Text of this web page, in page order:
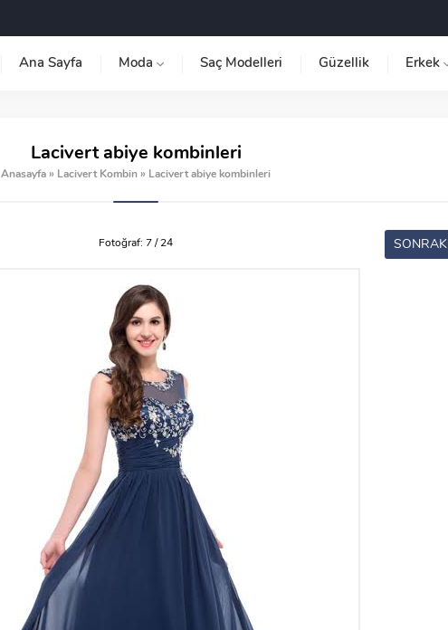
Ana Sayfa Moda Saç Modelleri Güzellik Erkek
Lacivert abiye kombinleri
Anasayfa » Lacivert Kombin » Lacivert abiye kombinleri
Fotoğraf: 7 / 24 SONRAKİ